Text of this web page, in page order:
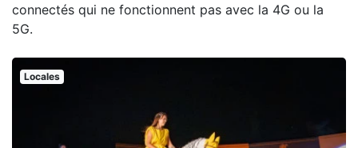
connectés qui ne fonctionnent pas avec la 4G ou la
5G.
Locales